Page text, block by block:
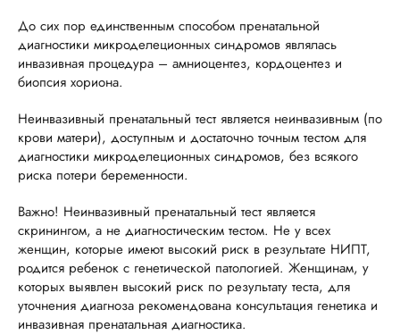
До сих пор единственным способом пренатальной
диагностики микроделеционных синдромов являлась
инвазивная процедура – амниоцентез, кордоцентез и
биопсия хориона.
Неинвазивный пренатальный тест является неинвазивным (по
крови матери), доступным и достаточно точным тестом для
диагностики микроделеционных синдромов, без всякого
риска потери беременности.
Важно! Неинвазивный пренатальный тест является
скринингом, а не диагностическим тестом. Не у всех
женщин, которые имеют высокий риск в результате НИПТ,
родится ребенок с генетической патологией. Женщинам, у
которых выявлен высокий риск по результату теста, для
уточнения диагноза рекомендована консультация генетика и
инвазивная пренатальная диагностика.